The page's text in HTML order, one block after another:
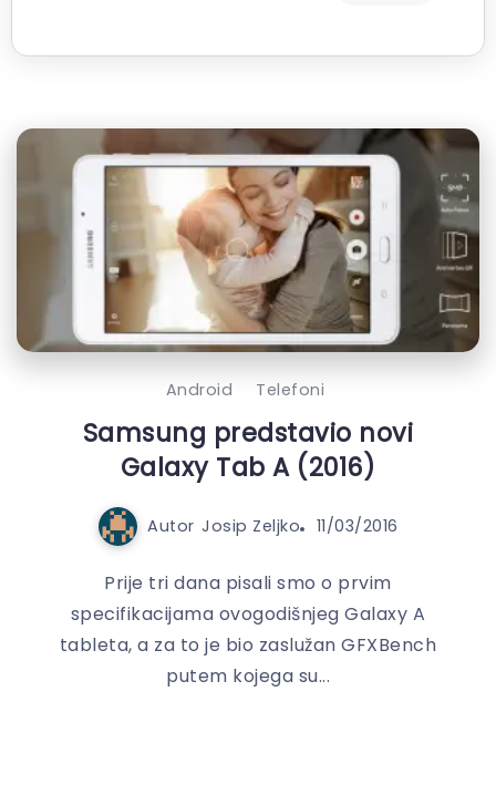
Android Telefoni
Samsung predstavio novi
Galaxy Tab A (2016)
Autor Josip Zeljko 11/03/2016
Prije tri dana pisali smo o prvim
specifikacijama ovogodišnjeg Galaxy A
tableta, a za to je bio zaslužan GFXBench
putem kojega su...